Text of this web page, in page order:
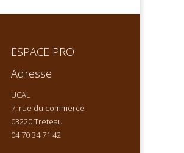
ESPACE PRO
Adresse
UCAL
7, rue du commerce
03220 Treteau
04 70 34 71 42